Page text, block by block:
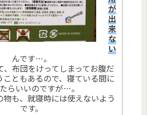
が
出
来
な
い
んです…。
、布団をけってしまってお腹だ
こともあるので、寝ている間に
らいいのですが…。
も、就寝時には使えないよう
です。